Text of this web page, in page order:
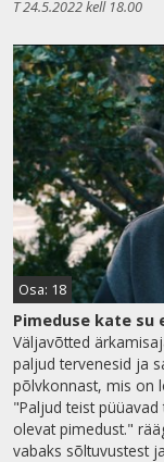
T 24.5.2022 kell 18.00
Osa: 18
Pimeduse kate su
Väljavõtted
paljud tervenesid ja
põlvkonnast, mis on
"Paljud teist
olevat pimedust."
vabaks sõltuvustest